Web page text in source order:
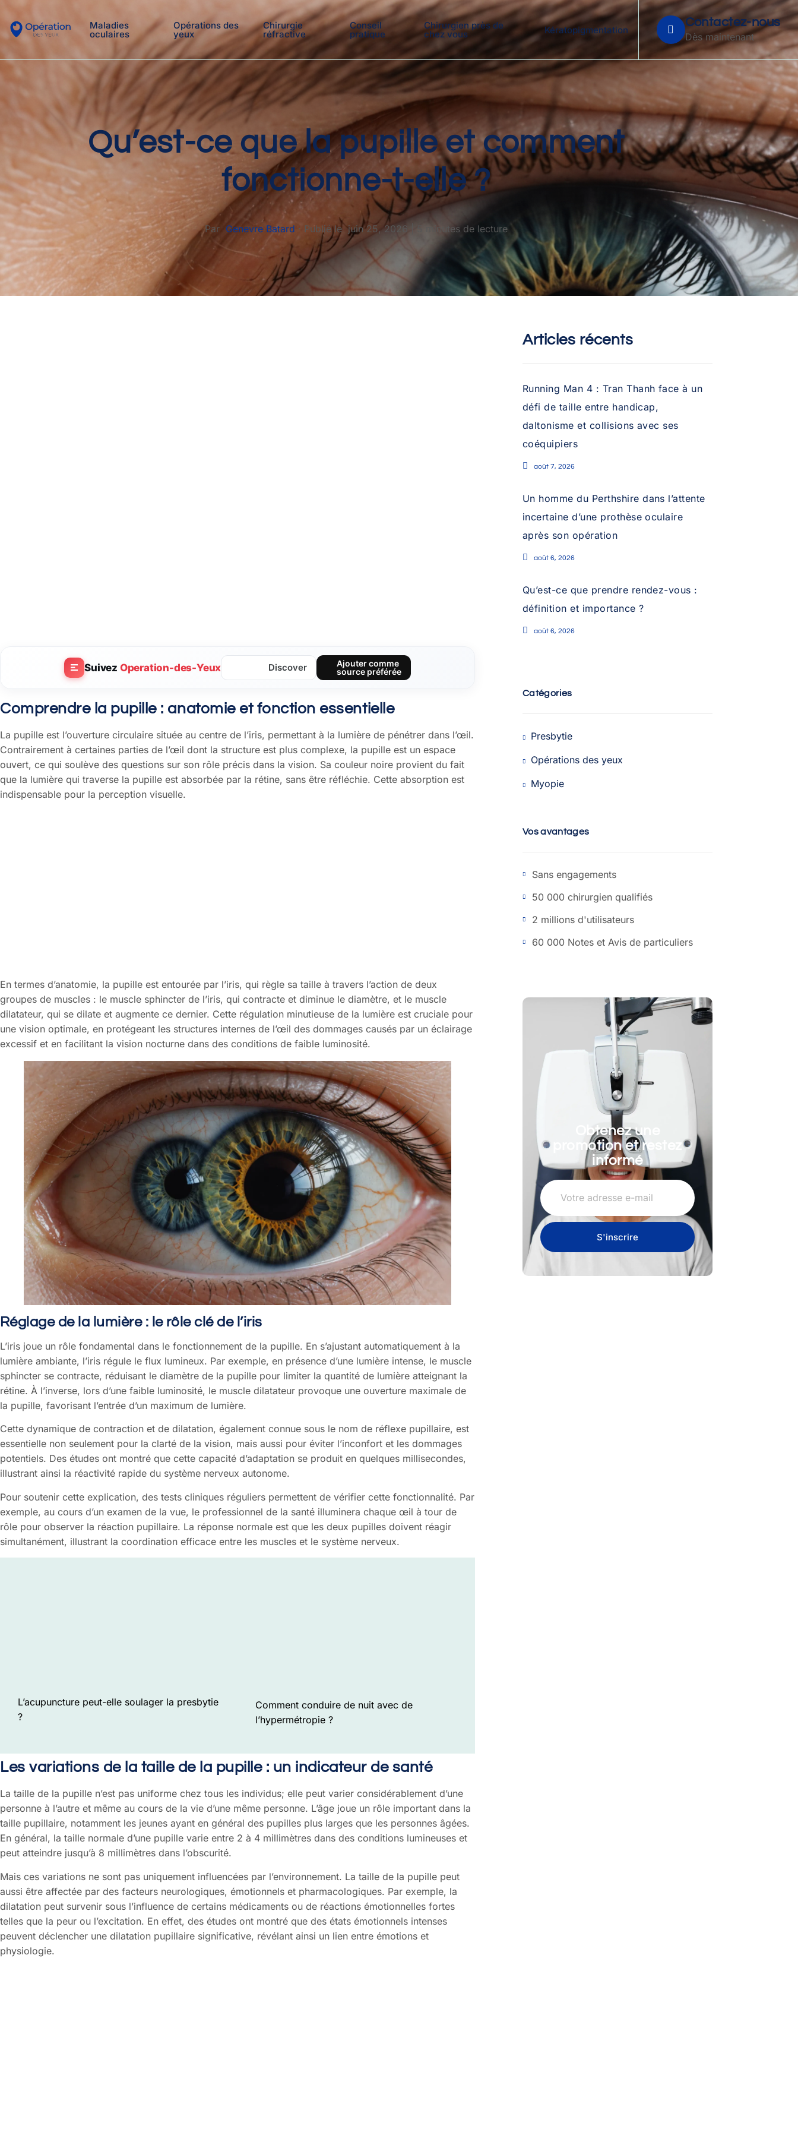
Maladies
oculaires
Opérations des
yeux
Chirurgie
réfractive
Conseil
pratique
Chirurgien près de
chez vous Kératopigmentation
Contactez-nous
Dès maintenant
Qu’est-ce que la pupille et comment
fonctionne-t-elle ?
Par Genevre Batard · Publié lejuin 25, 2026 5 minutes de lecture
Suivez Operation-des-Yeux Discover
Ajouter comme
source préférée
Comprendre la pupille : anatomie et fonction essentielle
La pupille est l’ouverture circulaire située au centre de l’iris, permettant à la lumière de pénétrer dans l’œil.
Contrairement à certaines parties de l’œil dont la structure est plus complexe, la pupille est un espace
ouvert, ce qui soulève des questions sur son rôle précis dans la vision. Sa couleur noire provient du fait
que la lumière qui traverse la pupille est absorbée par la rétine, sans être réfléchie. Cette absorption est
indispensable pour la perception visuelle.
En termes d’anatomie, la pupille est entourée par l’iris, qui règle sa taille à travers l’action de deux
groupes de muscles : le muscle sphincter de l’iris, qui contracte et diminue le diamètre, et le muscle
dilatateur, qui se dilate et augmente ce dernier. Cette régulation minutieuse de la lumière est cruciale pour
une vision optimale, en protégeant les structures internes de l’œil des dommages causés par un éclairage
excessif et en facilitant la vision nocturne dans des conditions de faible luminosité.
Réglage de la lumière : le rôle clé de l’iris
L’iris joue un rôle fondamental dans le fonctionnement de la pupille. En s’ajustant automatiquement à la
lumière ambiante, l’iris régule le flux lumineux. Par exemple, en présence d’une lumière intense, le muscle
sphincter se contracte, réduisant le diamètre de la pupille pour limiter la quantité de lumière atteignant la
rétine. À l’inverse, lors d’une faible luminosité, le muscle dilatateur provoque une ouverture maximale de
la pupille, favorisant l’entrée d’un maximum de lumière.
Cette dynamique de contraction et de dilatation, également connue sous le nom de réflexe pupillaire, est
essentielle non seulement pour la clarté de la vision, mais aussi pour éviter l’inconfort et les dommages
potentiels. Des études ont montré que cette capacité d’adaptation se produit en quelques millisecondes,
illustrant ainsi la réactivité rapide du système nerveux autonome.
Pour soutenir cette explication, des tests cliniques réguliers permettent de vérifier cette fonctionnalité. Par
exemple, au cours d’un examen de la vue, le professionnel de la santé illuminera chaque œil à tour de
rôle pour observer la réaction pupillaire. La réponse normale est que les deux pupilles doivent réagir
simultanément, illustrant la coordination efficace entre les muscles et le système nerveux.
L’acupuncture peut-elle soulager la presbytie
?
Comment conduire de nuit avec de
l’hypermétropie ?
Les variations de la taille de la pupille : un indicateur de santé
La taille de la pupille n’est pas uniforme chez tous les individus; elle peut varier considérablement d’une
personne à l’autre et même au cours de la vie d’une même personne. L’âge joue un rôle important dans la
taille pupillaire, notamment les jeunes ayant en général des pupilles plus larges que les personnes âgées.
En général, la taille normale d’une pupille varie entre 2 à 4 millimètres dans des conditions lumineuses et
peut atteindre jusqu’à 8 millimètres dans l’obscurité.
Mais ces variations ne sont pas uniquement influencées par l’environnement. La taille de la pupille peut
aussi être affectée par des facteurs neurologiques, émotionnels et pharmacologiques. Par exemple, la
dilatation peut survenir sous l’influence de certains médicaments ou de réactions émotionnelles fortes
telles que la peur ou l’excitation. En effet, des études ont montré que des états émotionnels intenses
peuvent déclencher une dilatation pupillaire significative, révélant ainsi un lien entre émotions et
physiologie.
Articles récents
Running Man 4 : Tran Thanh face à un
défi de taille entre handicap,
daltonisme et collisions avec ses
coéquipiers
août 7, 2026
Un homme du Perthshire dans l’attente
incertaine d’une prothèse oculaire
après son opération
août 6, 2026
Qu’est-ce que prendre rendez-vous :
définition et importance ?
août 6, 2026
Catégories
Presbytie
Opérations des yeux
Myopie
Vos avantages
Sans engagements
50 000 chirurgien qualifiés
2 millions d'utilisateurs
60 000 Notes et Avis de particuliers
Obtenez une
promotion et restez
informé
S'inscrire